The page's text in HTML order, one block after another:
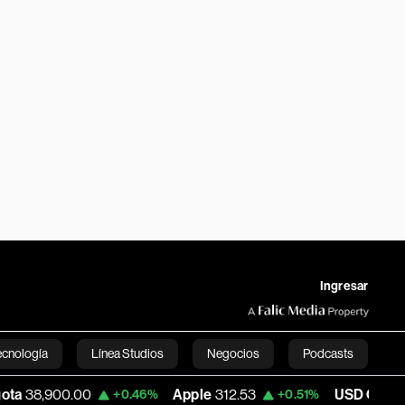
Ingresar
Línea Studios Negocios Podcasts
English+0.46% Apple 312.53 +0.51% USD COP 3,159.39